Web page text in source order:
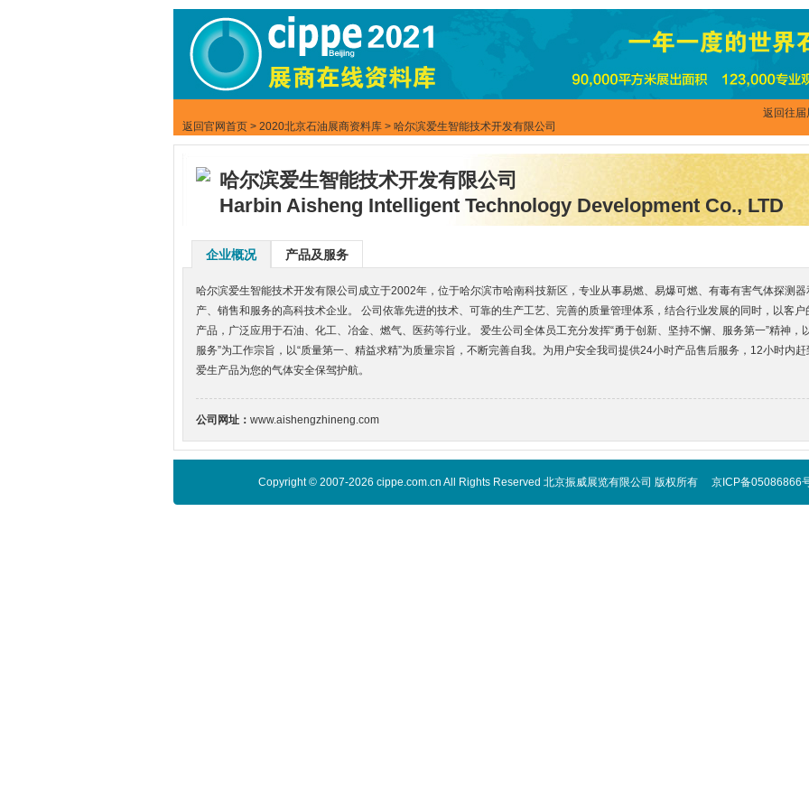
返回往届
返回官网首页 > 2020北京石油展商资料库 > 哈尔滨爱生智能技术开发有限公司
哈尔滨爱生智能技术开发有限公司
Harbin Aisheng Intelligent Technology Development Co., LTD
企业概况 产品及服务
哈尔滨爱生智能技术开发有限公司成立于2002年，位于哈尔滨市哈南科技新区，专业从事易燃、易爆可燃、有毒有害气体探测
产、销售和服务的高科技术企业。 公司依靠先进的技术、可靠的生产工艺、完善的质量管理体系，结合行业发展的同时，以客
产品，广泛应用于石油、化工、冶金、燃气、医药等行业。 爱生公司全体员工充分发挥“勇于创新、坚持不懈、服务第一”精神，
服务”为工作宗旨，以“质量第一、精益求精”为质量宗旨，不断完善自我。为用户安全我司提供24小时产品售后服务，12小时内
爱生产品为您的气体安全保驾护航。
公司网址： www.aishengzhineng.com
Copyright © 2007-2026 cippe.com.cn All Rights Reserved 北京振威展览有限公司 版权所有 京ICP备